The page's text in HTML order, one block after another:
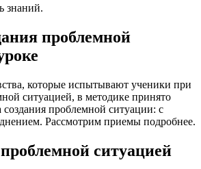
знаний.
проблемной
которые испытывают ученики при
ситуацией, в методике принято
создания проблемной ситуации: с
Рассмотрим приемы подробнее.
ситуацией